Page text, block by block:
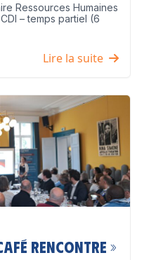
Ressources Humaines
CDI – temps partiel (6
Lire la suite
Rencontre »